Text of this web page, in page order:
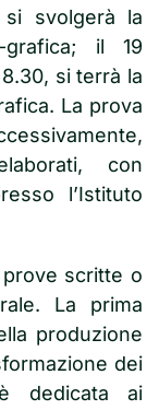
svolgerà la
il 19
si terrà la
La prova
con
l’Istituto
scritte o
La prima
produzione
dei
dedicata ai